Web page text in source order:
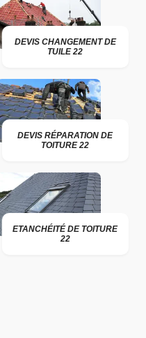
DEVIS CHANGEMENT DE
TUILE 22
DEVIS RÉPARATION DE
TOITURE 22
ETANCHÉITÉ DE TOITURE
22